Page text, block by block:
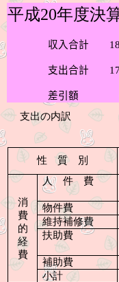
平成20年度決
収入合計
支出合計
差引額
支出の内訳
（
性 質 別
消
費
的
経
費
人件費
物件費
維持補修費
扶助費
補助費
小計